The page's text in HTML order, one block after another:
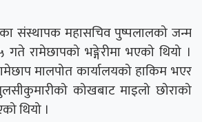
संस्थापक महासचिव पुष्पलालको जन्म
गते रामेछापको भङ्गेरीमा भएको थियो ।
मालपोत कार्यालयको हाकिम भएर
कोखबाट माइलो छोराको
थियो ।